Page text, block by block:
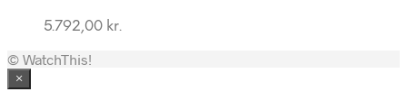
5.792,00 kr.
© WatchThis!
×